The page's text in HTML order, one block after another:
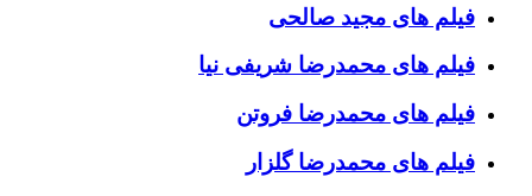
فیلم های مجید صالحی
فیلم های محمدرضا شریفی نیا
فیلم های محمدرضا فروتن
فیلم های محمدرضا گلزار